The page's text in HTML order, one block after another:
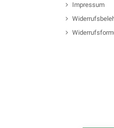
Impressum